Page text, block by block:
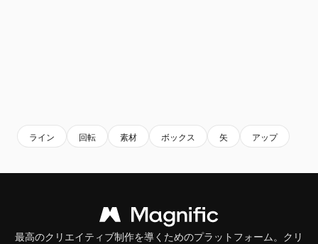
ライン 回転 素材 ボックス 矢 アップ
最高のクリエイティブ制作を導くためのプラットフォーム。クリ